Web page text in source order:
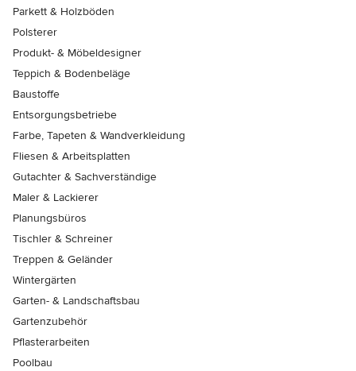
Parkett & Holzböden
Polsterer
Produkt- & Möbeldesigner
Teppich & Bodenbeläge
Baustoffe
Entsorgungsbetriebe
Farbe, Tapeten & Wandverkleidung
Fliesen & Arbeitsplatten
Gutachter & Sachverständige
Maler & Lackierer
Planungsbüros
Tischler & Schreiner
Treppen & Geländer
Wintergärten
Garten- & Landschaftsbau
Gartenzubehör
Pflasterarbeiten
Poolbau